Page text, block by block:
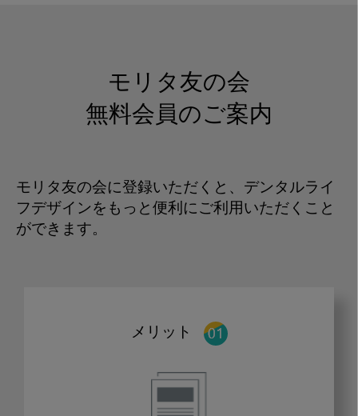
モリタ友の会
無料会員のご案内
モリタ友の会に登録いただくと、デンタルライ
フデザインをもっと便利にご利用いただくこと
ができます。
メリット